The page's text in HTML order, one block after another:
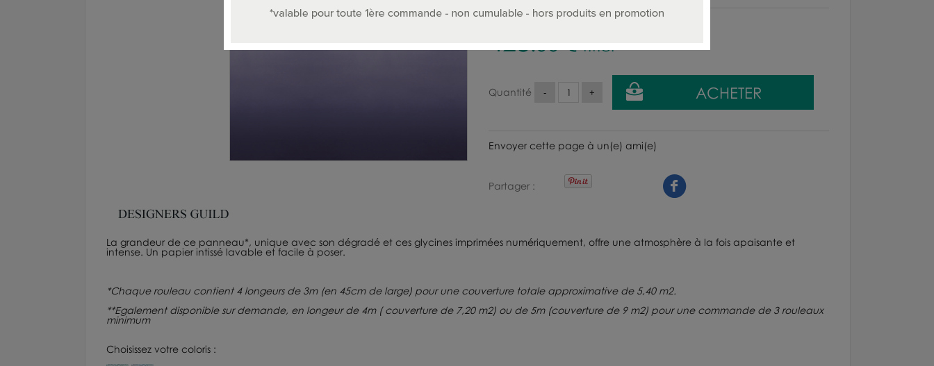
428.00€T.T.C.
Quantité
Envoyer cette page à un(e) ami(e)
Partager
La grandeur de ce panneau*, unique avec son dégradé et ces glycines imprimées numériquement, offre une atmosphère à la fois apaisante et
intense. Un papier intissé lavable et facile à poser.
*Chaque rouleau contient 4 longeurs de 3m (en 45cm de large) pour une couverture totale approximative de 5,40 m2.
**Egalement disponible sur demande, en longeur de 4m ( couverture de 7,20 m2) ou de 5m (couverture de 9 m2) pour une commande de 3 rouleaux
minimum
Choisissez votre coloris :